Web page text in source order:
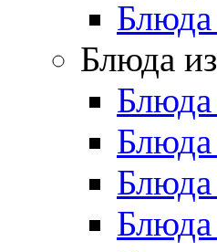
Блюда
Блюда
Блюда
Блюда
Блюда
Блюда